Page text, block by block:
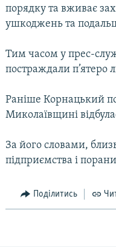
порядку та вживає
ушкоджень та
Тим часом у прес-
постраждали п’ятеро
Раніше Корнацький
Миколаївщині
За його словами,
підприємства і
Поділитись